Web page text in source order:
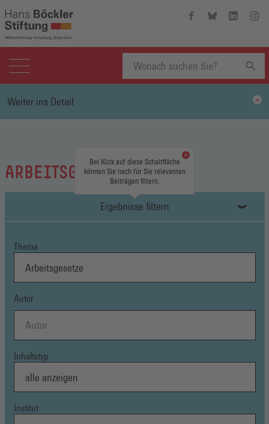
Hans-
Facebook
(Öffnet
Hans-
Bluesky
(Öffnet
Hans-
Linkedin
(Öffnet
Suchbegriff
eingeben
ARBEITSGESETZE
Ergebnisse filtern
Bei Klick auf diese Schaltfläche
können Sie nach für Sie relevanten
Beiträgen filtern.
Thema
Autor
Inhaltstyp
Institut
Weiter ins Detail